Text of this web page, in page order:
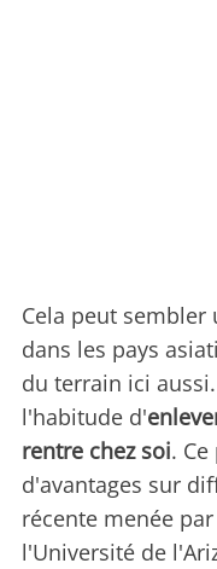
Cela peut
dans les pays
du terrain ici
l'habitude d'
rentre chez soi.
d'avantages sur
récente menée
l'Université de